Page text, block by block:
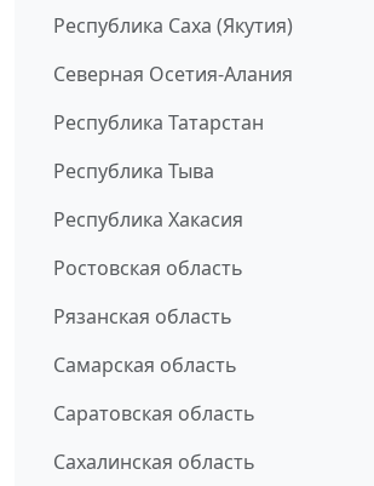
Республика Саха (Якутия)
Северная Осетия-Алания
Республика Татарстан
Республика Тыва
Республика Хакасия
Ростовская область
Рязанская область
Самарская область
Саратовская область
Сахалинская область